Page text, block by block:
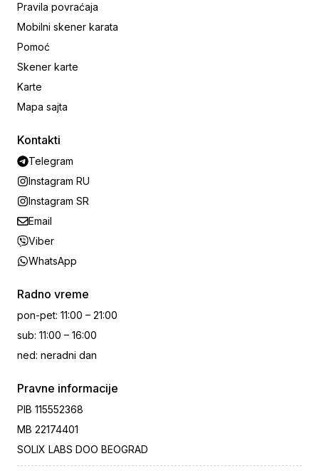
Pravila povraćaja
Mobilni skener karata
Pomoć
Skener karte
Karte
Mapa sajta
Kontakti
Telegram
Instagram RU
Instagram SR
Email
Viber
WhatsApp
Radno vreme
pon-pet: 11:00 – 21:00
sub: 11:00 – 16:00
ned: neradni dan
Pravne informacije
PIB 115552368
MB 22174401
SOLIX LABS DOO BEOGRAD